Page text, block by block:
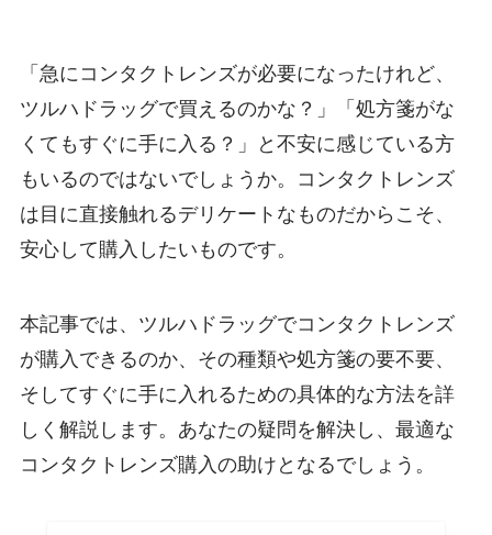
「急にコンタクトレンズが必要になったけれど、
ツルハドラッグで買えるのかな？」「処方箋がな
くてもすぐに手に入る？」と不安に感じている方
もいるのではないでしょうか。コンタクトレンズ
は目に直接触れるデリケートなものだからこそ、
安心して購入したいものです。
本記事では、ツルハドラッグでコンタクトレンズ
が購入できるのか、その種類や処方箋の要不要、
そしてすぐに手に入れるための具体的な方法を詳
しく解説します。あなたの疑問を解決し、最適な
コンタクトレンズ購入の助けとなるでしょう。